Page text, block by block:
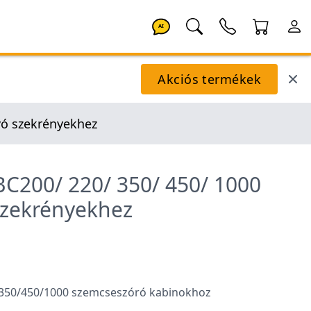
AI
Akciós termékek
szekrényekhez
220/ 350/ 450/ 1000
450/1000 szemcseszóró kabinokhoz